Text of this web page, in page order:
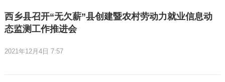
西乡县召开“无欠薪”县创建暨农村劳动力就业信息动
态监测工作推进会
2021年12月4日 7:57